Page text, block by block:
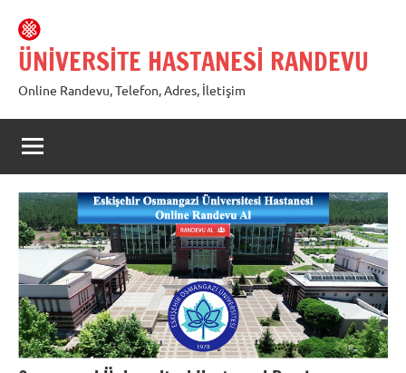
geç
ÜNİVERSİTE HASTANESİ RANDEVU
Online Randevu, Telefon, Adres, İletişim